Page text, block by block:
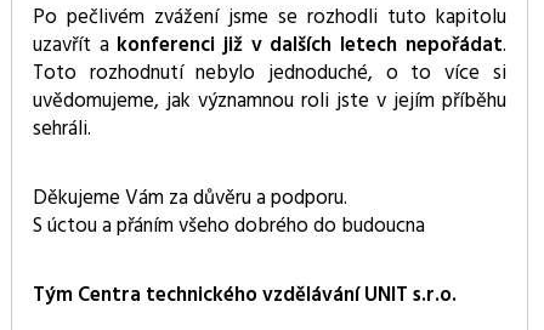
Po pečlivém zvážení jsme se rozhodli tuto kapitolu
uzavřít a konferenci již v dalších letech nepořádat.
Toto rozhodnutí nebylo jednoduché, o to více si
uvědomujeme, jak významnou roli jste v jejím příběhu
sehráli.
Děkujeme Vám za důvěru a podporu.
S úctou a přáním všeho dobrého do budoucna
Tým Centra technického vzdělávání UNIT s.r.o.